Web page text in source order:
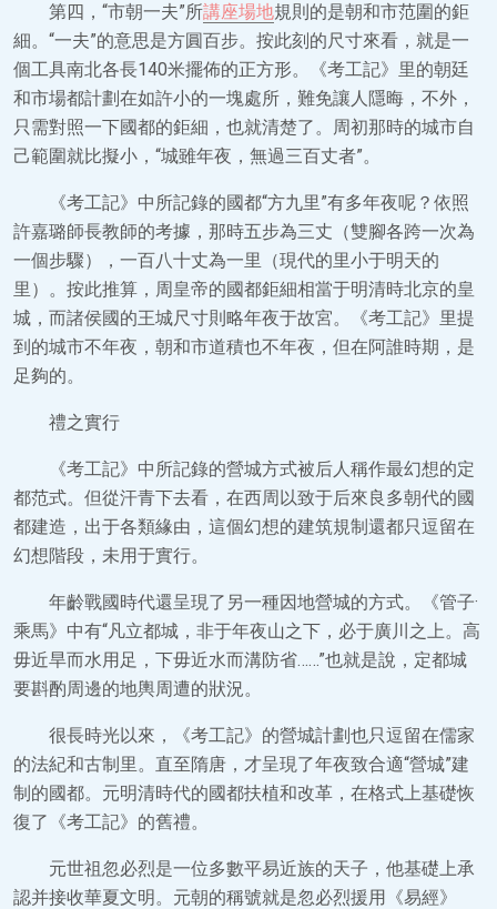
第四，“市朝一夫”所講座場地規則的是朝和市范圍的鉅
細。“一夫”的意思是方圓百步。按此刻的尺寸來看，就是一
個工具南北各長140米擺佈的正方形。《考工記》里的朝廷
和市場都計劃在如許小的一塊處所，難免讓人隱晦，不外，
只需對照一下國都的鉅細，也就清楚了。周初那時的城市自
己範圍就比擬小，“城雖年夜，無過三百丈者”。
《考工記》中所記錄的國都“方九里”有多年夜呢？依照
許嘉璐師長教師的考據，那時五步為三丈（雙腳各跨一次為
一個步驟），一百八十丈為一里（現代的里小于明天的
里）。按此推算，周皇帝的國都鉅細相當于明清時北京的皇
城，而諸侯國的王城尺寸則略年夜于故宮。《考工記》里提
到的城市不年夜，朝和市道積也不年夜，但在阿誰時期，是
足夠的。
禮之實行
《考工記》中所記錄的營城方式被后人稱作最幻想的定
都范式。但從汗青下去看，在西周以致于后來良多朝代的國
都建造，出于各類緣由，這個幻想的建筑規制還都只逗留在
幻想階段，未用于實行。
年齡戰國時代還呈現了另一種因地營城的方式。《管子·
乘馬》中有“凡立都城，非于年夜山之下，必于廣川之上。高
毋近旱而水用足，下毋近水而溝防省……”也就是說，定都城
要斟酌周邊的地輿周遭的狀況。
很長時光以來，《考工記》的營城計劃也只逗留在儒家
的法紀和古制里。直至隋唐，才呈現了年夜致合適“營城”建
制的國都。元明清時代的國都扶植和改革，在格式上基礎恢
復了《考工記》的舊禮。
元世祖忽必烈是一位多數平易近族的天子，他基礎上承
認并接收華夏文明。元朝的稱號就是忽必烈援用《易經》